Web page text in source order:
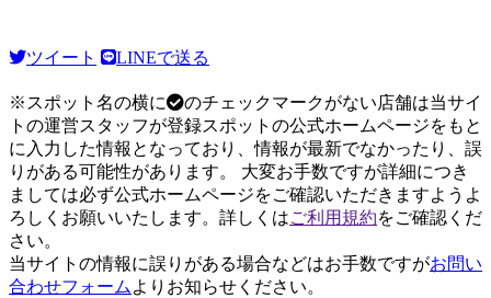
ツイート LINEで送る
※スポット名の横に
のチェックマークがない店舗は当サイ
トの運営スタッフが登録スポットの公式ホームページをもと
に入力した情報となっており、情報が最新でなかったり、誤
りがある可能性があります。 大変お手数ですが詳細につき
ましては必ず公式ホームページをご確認いただきますようよ
ろしくお願いいたします。詳しくはご利用規約をご確認くだ
さい。
当サイトの情報に誤りがある場合などはお手数ですがお問い
合わせフォーム よりお知らせください。